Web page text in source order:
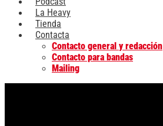
La Heavy
Tienda
Contacta
Contacto general y redacción
Contacto para bandas
Mailing